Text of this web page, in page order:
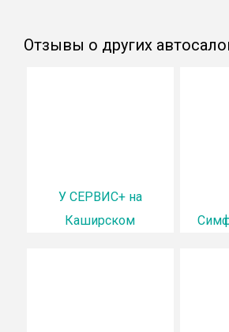
Отзывы о других
У СЕРВИС+ на
Каширском